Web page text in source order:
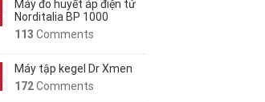
Máy đo huyết áp điện tử
Norditalia BP 1000
113 Comments
Máy tập kegel Dr Xmen
172Comments